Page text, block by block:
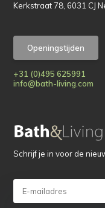
Kerkstraat 78, 6031 CJ
Openingstijden
+31 (0)495 625991
info@bath-living.com
Schrijf je in voor de